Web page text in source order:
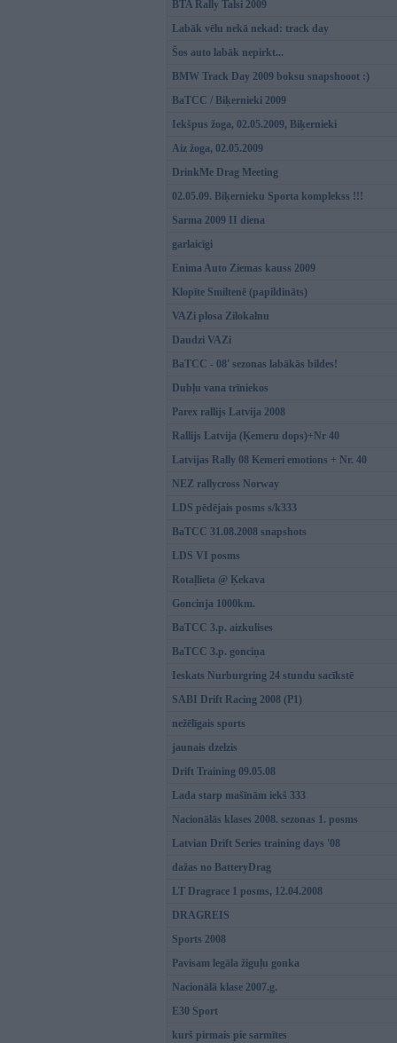
BTA Rally Talsi 2009
Labāk vēlu nekā nekad: track day
Šos auto labāk nepirkt...
BMW Track Day 2009 boksu snapshooot :)
BaTCC / Biķernieki 2009
Iekšpus žoga, 02.05.2009, Biķernieki
Aiz žoga, 02.05.2009
DrinkMe Drag Meeting
02.05.09. Biķernieku Sporta komplekss !!!
Sarma 2009 II diena
garlaicīgi
Enima Auto Ziemas kauss 2009
Klopīte Smiltenē (papildināts)
VAZi plosa Zilokalnu
Daudzi VAZi
BaTCC - 08' sezonas labākās bildes!
Dubļu vana trīniekos
Parex rallijs Latvija 2008
Rallijs Latvija (Ķemeru dops)+Nr 40
Latvijas Rally 08 Kemeri emotions + Nr. 40
NEZ rallycross Norway
LDS pēdējais posms s/k333
BaTCC 31.08.2008 snapshots
LDS VI posms
Rotaļlieta @ Ķekava
Goncinja 1000km.
BaTCC 3.p. aizkulises
BaTCC 3.p. gonciņa
Ieskats Nurburgring 24 stundu sacīkstē
SABI Drift Racing 2008 (P1)
nežēlīgais sports
jaunais dzelzis
Drift Training 09.05.08
Lada starp mašīnām iekš 333
Nacionālās klases 2008. sezonas 1. posms
Latvian Drift Series training days '08
dažas no BatteryDrag
LT Dragrace 1 posms, 12.04.2008
DRAGREIS
Sports 2008
Pavisam legāla žiguļu gonka
Nacionālā klase 2007.g.
E30 Sport
kurš pirmais pie sarmītes